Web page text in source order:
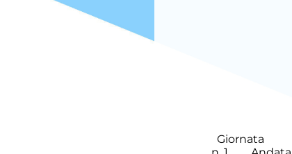
Giornata